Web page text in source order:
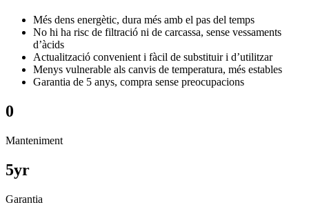
Més dens energètic, dura més amb el pas del temps
No hi ha risc de filtració ni de carcassa, sense vessaments
d’àcids
Actualització convenient i fàcil de substituir i d’utilitzar
Menys vulnerable als canvis de temperatura, més estables
Garantia de 5 anys, compra sense preocupacions
0
Manteniment
5yr
Garantia